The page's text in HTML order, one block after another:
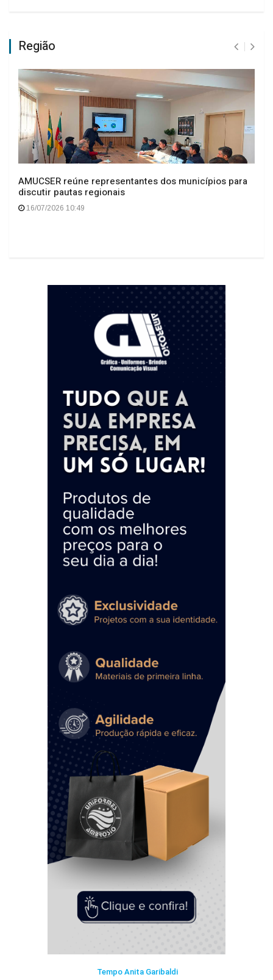
Região
AMUCSER reúne representantes dos municípios para
discutir pautas regionais
16/07/2026 10:49